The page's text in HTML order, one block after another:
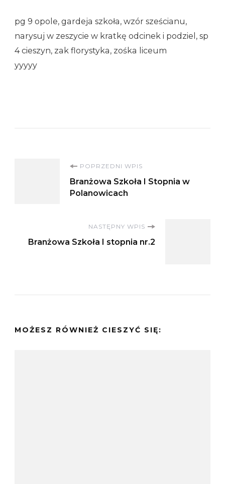
pg 9 opole, gardeja szkoła, wzór sześcianu,
narysuj w zeszycie w kratkę odcinek i podziel, sp
4 cieszyn, zak florystyka, zośka liceum
yyyyy
Nawigacja
wpisu
POPRZEDNI WPIS
Branżowa Szkoła I Stopnia w
Polanowicach
NASTĘPNY WPIS
Branżowa Szkoła I stopnia nr.2
MOŻESZ RÓWNIEŻ CIESZYĆ SIĘ: